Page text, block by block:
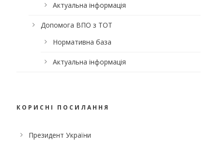
Актуальна інформація
Допомога ВПО з ТОТ
Нормативна база
Актуальна інформація
КОРИСНІ ПОСИЛАННЯ
Президент України